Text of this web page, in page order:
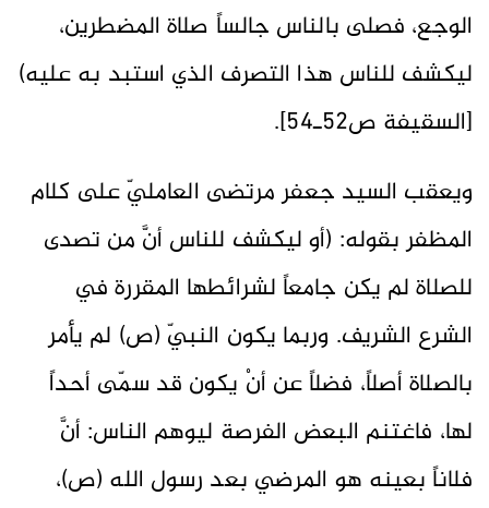
الوجع، فصلى بالناس جالساً صلاة المضطرين،
ليكشف للناس هذا التصرف الذي استبد به عليه)
[السقيفة ص52ـ54].
ويعقب السيد جعفر مرتضى العامليّ على كلام
المظفر بقوله: (أو ليكشف للناس أنَّ من تصدى
للصلاة لم يكن جامعاً لشرائطها المقررة في
الشرع الشريف. وربما يكون النبيّ (ص) لم يأمر
بالصلاة أصلاً، فضلاً عن أنْ يكون قد سمّى أحداً
لها، فاغتنم البعض الفرصة ليوهم الناس: أنَّ
فلاناً بعينه هو المرضي بعد رسول الله (ص)،